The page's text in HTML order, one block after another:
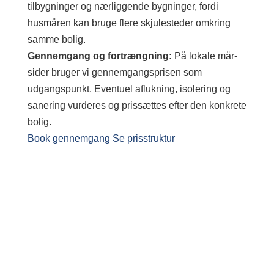
tilbygninger og nærliggende bygninger, fordi
husmåren kan bruge flere skjulesteder omkring
samme bolig.
Gennemgang og fortrængning: På lokale mår-
sider bruger vi gennemgangsprisen som
udgangspunkt. Eventuel aflukning, isolering og
sanering vurderes og prissættes efter den konkrete
bolig.
Book gennemgang Se prisstruktur